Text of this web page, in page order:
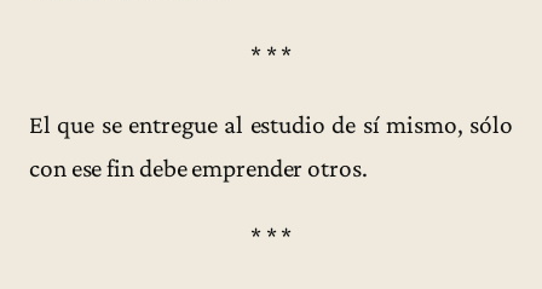
* * *
El que se entregue al estudio de sí mismo, sólo
con ese fin debe emprender otros.
* * *